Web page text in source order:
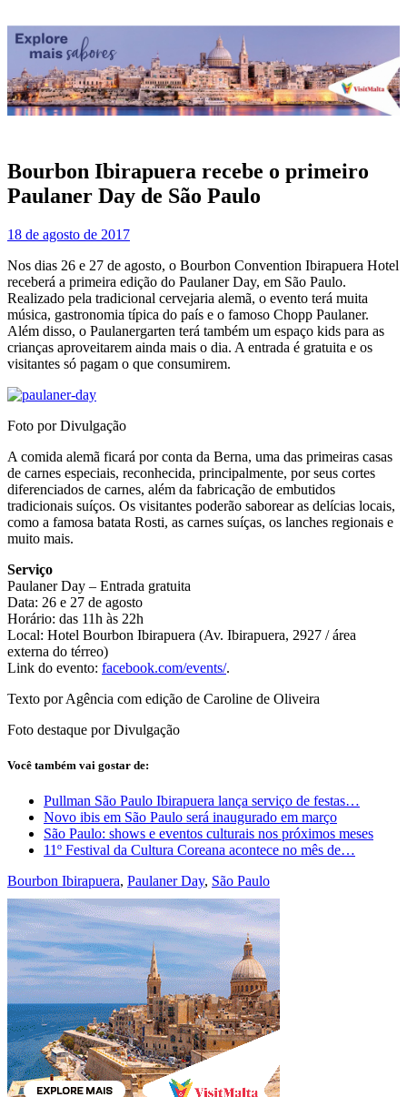
Bourbon Ibirapuera recebe o primeiro
Paulaner Day de São Paulo
18 de agosto de 2017
Nos dias 26 e 27 de agosto, o Bourbon Convention Ibirapuera Hotel
receberá a primeira edição do Paulaner Day, em São Paulo.
Realizado pela tradicional cervejaria alemã, o evento terá muita
música, gastronomia típica do país e o famoso Chopp Paulaner.
Além disso, o Paulanergarten terá também um espaço kids para as
crianças aproveitarem ainda mais o dia. A entrada é gratuita e os
visitantes só pagam o que consumirem.
Foto por Divulgação
A comida alemã ficará por conta da Berna, uma das primeiras casas
de carnes especiais, reconhecida, principalmente, por seus cortes
diferenciados de carnes, além da fabricação de embutidos
tradicionais suíços. Os visitantes poderão saborear as delícias locais,
como a famosa batata Rosti, as carnes suíças, os lanches regionais e
muito mais.
Serviço
Paulaner Day – Entrada gratuita
Data: 26 e 27 de agosto
Horário: das 11h às 22h
Local: Hotel Bourbon Ibirapuera (Av. Ibirapuera, 2927 / área
externa do térreo)
Link do evento: facebook.com/events/.
Texto por Agência com edição de Caroline de Oliveira
Foto destaque por Divulgação
Você também vai gostar de:
Pullman São Paulo Ibirapuera lança serviço de festas…
Novo ibis em São Paulo será inaugurado em março
São Paulo: shows e eventos culturais nos próximos meses
11º Festival da Cultura Coreana acontece no mês de…
Bourbon Ibirapuera, Paulaner Day, São Paulo